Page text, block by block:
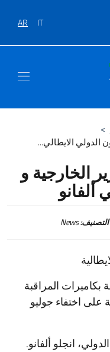
IT
AR
>
الدولي الايطالي...
الخارجية و
ألفانو
التصنيف:News
المراقبة
على اختفاء جوليو
انجلو ألفانو.